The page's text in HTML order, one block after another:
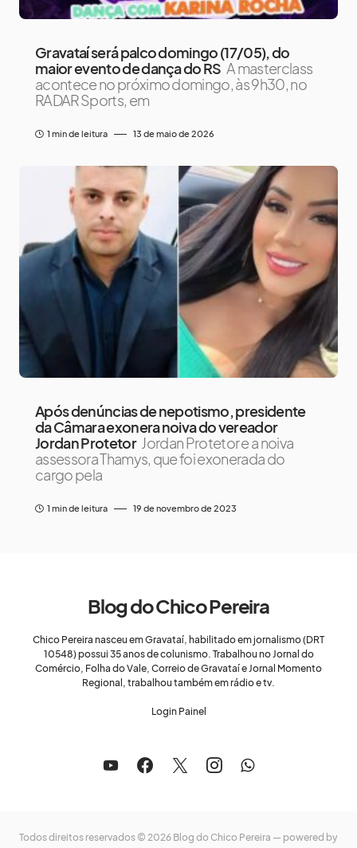
Gravataí será palco domingo (17/05), do
maior evento de dança do RS A masterclass
acontece no próximo domingo, às 9h30, no
RADAR Sports, em
1 min de leitura 13 de maio de 2026
Após denúncias de nepotismo, presidente
da Câmara exonera noiva do vereador
Jordan Protetor Jordan Protetor e a noiva
assessora Thamys, que foi exonerada do
cargo pela
1 min de leitura 19 de novembro de 2023
Blog do Chico Pereira
Chico Pereira nasceu em Gravataí, habilitado em jornalismo (DRT
10548) possui 35 anos de colunismo. Trabalhou no Jornal do
Comércio, Folha do Vale, Correio de Gravataí e Jornal Momento
Regional, trabalhou também em rádio e tv.
Login Painel
Todos direitos reservados © 2026 Blog do Chico Pereira — powered by